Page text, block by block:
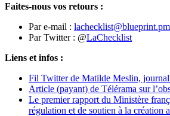
Faites-nous vos retours :
Par e-mail : lachecklist@blueprint.pm
Par Twitter : @LaChecklist
Liens et infos :
Fil Twitter de Matilde Meslin,
Article (payant) de Télérama sur
Le premier rapport du Ministère
régulation et de soutien à la création